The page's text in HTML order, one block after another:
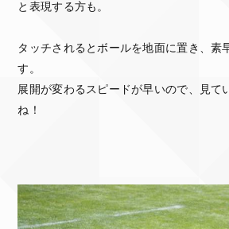
と表現する方も。
タッチされるとボールを地面に置き、素
す。
展開が変わるスピードが早いので、見て
ね！